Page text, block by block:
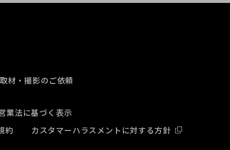
取材・撮影のご依頼
業法に基づく表示
約 カスタマーハラスメントに対する方針